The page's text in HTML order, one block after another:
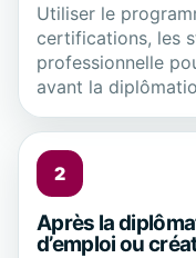
Utiliser le
certifications, les
professionnelle
avant la
2
Après la
d’emploi ou